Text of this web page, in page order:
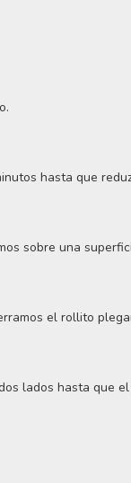
hasta que
sobre una
el rollito
lados hasta que